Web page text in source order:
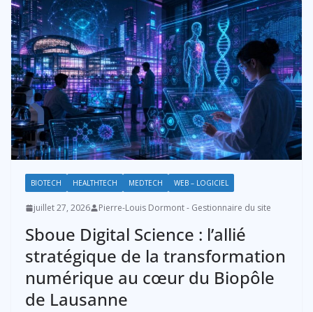
BIOTECH HEALTHTECH MEDTECH WEB – LOGICIEL
juillet 27, 2026 Pierre-Louis Dormont - Gestionnaire du site
Sboue Digital Science : l’allié
stratégique de la transformation
numérique au cœur du Biopôle
de Lausanne